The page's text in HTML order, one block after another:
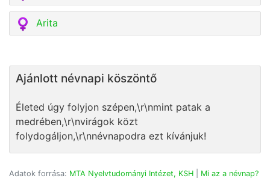
Arita
Ajánlott névnapi köszöntő
Életed úgy folyjon szépen,\r\nmint patak a
medrében,\r\nvirágok közt
folydogáljon,\r\nnévnapodra ezt kívánjuk!
Adatok forrása: MTA Nyelvtudományi Intézet, KSH Mi az a névnap?